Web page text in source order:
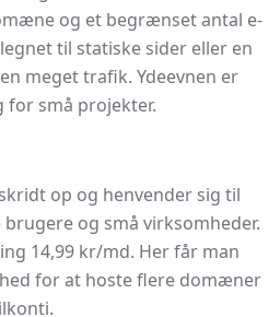
og et begrænset antal e-
til statiske sider eller en
meget trafik. Ydeevnen er
små projekter.
op og henvender sig til
og små virksomheder.
14,99 kr/md. Her får man
for at hoste flere domæner